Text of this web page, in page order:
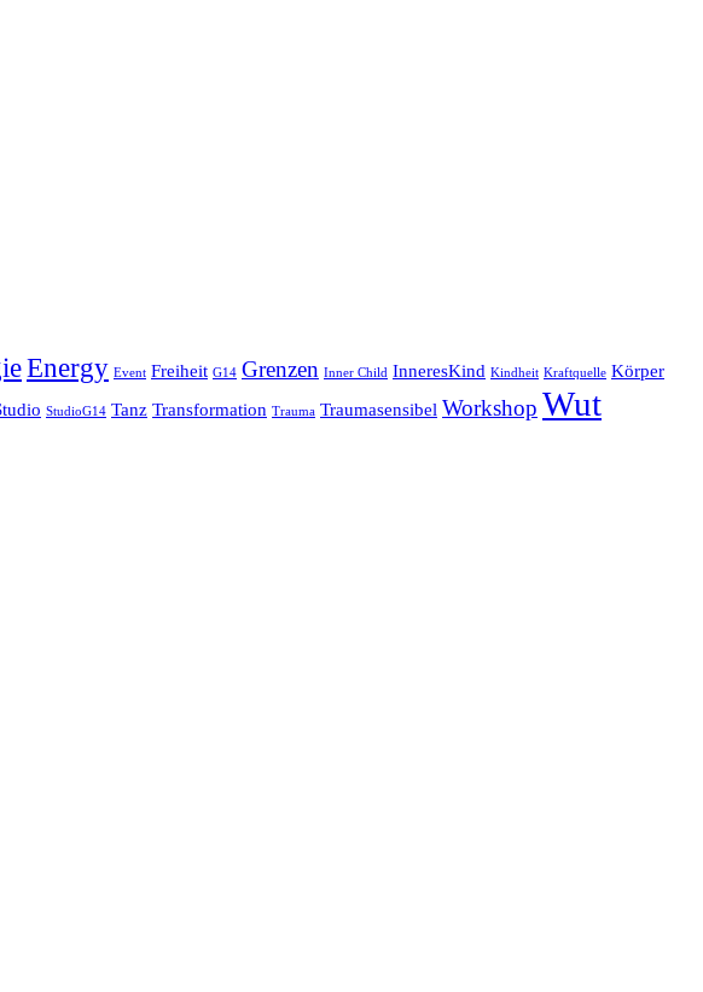
Energy Event Freiheit G14 Grenzen Inner Child InneresKind Kindheit Kraftquelle Körper
StudioG14 Tanz Transformation Trauma Traumasensibel Workshop Wut